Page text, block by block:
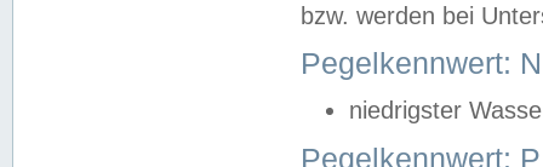
bzw. werden bei
Pegelkennwert:
niedrigster
Pegelkennwert: